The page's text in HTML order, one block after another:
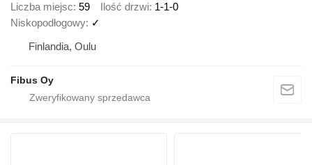
Liczba miejsc 59 Ilość drzwi 1-1-0
Niskopodłogowy ✓
Finlandia, Oulu
Fibus Oy